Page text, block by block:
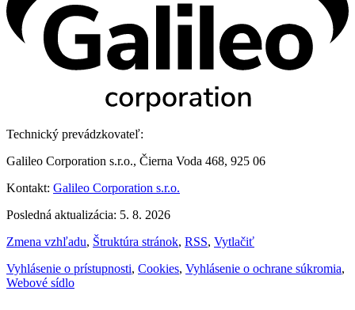
Technický prevádzkovateľ:
Galileo Corporation s.r.o., Čierna Voda 468, 925 06
Kontakt: Galileo Corporation s.r.o.
Posledná aktualizácia: 5. 8. 2026
Zmena vzhľadu, Štruktúra stránok, RSS, Vytlačiť
Vyhlásenie o prístupnosti, Cookies, Vyhlásenie o ochrane súkromia,
Webové sídlo